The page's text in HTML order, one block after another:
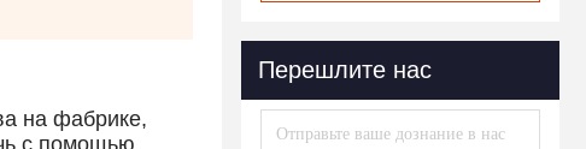
на фабрике,
Перешлите нас